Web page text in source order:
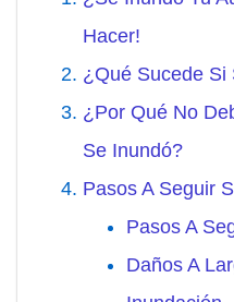
Hacer!
¿Qué Sucede Si
¿Por Qué No
Se Inundó?
Pasos A Seguir
Pasos A
Daños A